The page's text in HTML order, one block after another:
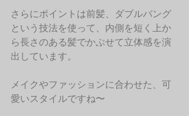
さらにポイントは前髪、ダブルバング
という技法を使って、内側を短く上か
ら長さのある髪でかぶせて立体感を演
出しています。
メイクやファッションに合わせた、可
愛いスタイルですね〜